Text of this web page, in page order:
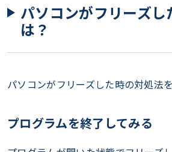
パソコンがフリーズ
は？
パソコンがフリーズした時の対処法
プログラムを終了してみる